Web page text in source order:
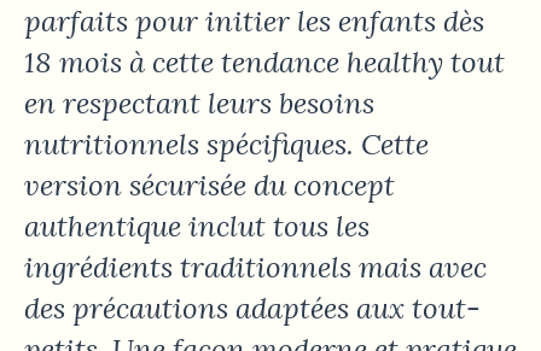
parfaits pour initier les enfants dès
18 mois à cette tendance healthy tout
en respectant leurs besoins
nutritionnels spécifiques. Cette
version sécurisée du concept
authentique inclut tous les
ingrédients traditionnels mais avec
des précautions adaptées aux tout-